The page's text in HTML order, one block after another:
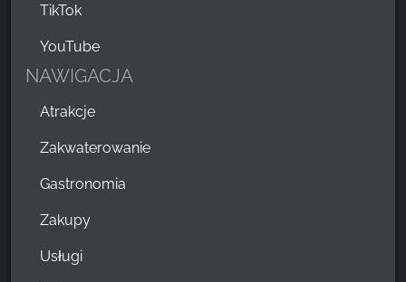
TikTok
YouTube
NAWIGACJA
Atrakcje
Zakwaterowanie
Gastronomia
Zakupy
Usługi